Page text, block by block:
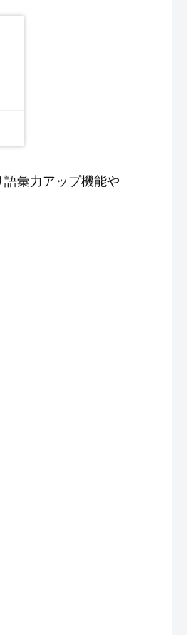
彙力アップ機能や